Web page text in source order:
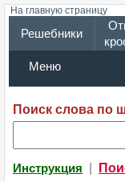
На главную страницу
Решебники
Меню
Поиск слова по
Инструкция